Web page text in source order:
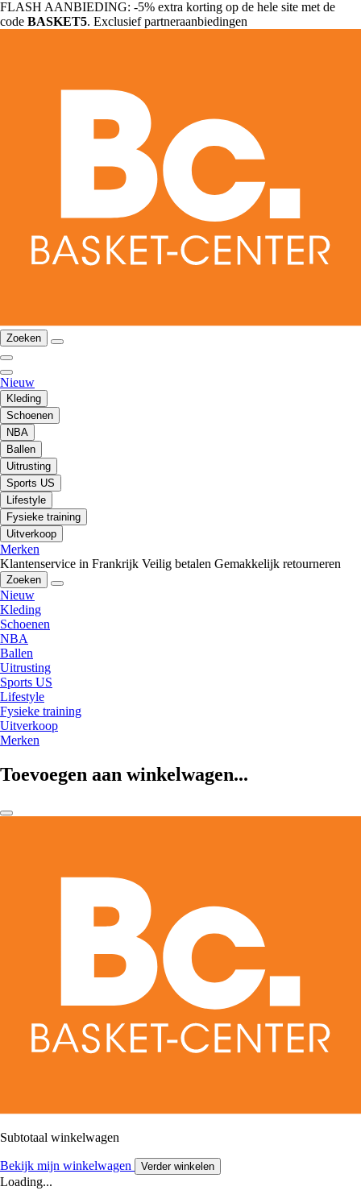
FLASH AANBIEDING: -5% extra korting op de hele site met de
code BASKET5. Exclusief partneraanbiedingen
Zoeken
Nieuw
Kleding
Schoenen
NBA
Ballen
Uitrusting
Sports US
Lifestyle
Fysieke training
Uitverkoop
Merken
Klantenservice in Frankrijk Veilig betalen Gemakkelijk retourneren
Zoeken
Nieuw
Kleding
Schoenen
NBA
Ballen
Uitrusting
Sports US
Lifestyle
Fysieke training
Uitverkoop
Merken
Toevoegen aan winkelwagen...
Subtotaal winkelwagen
Bekijk mijn winkelwagen Verder winkelen
Loading...